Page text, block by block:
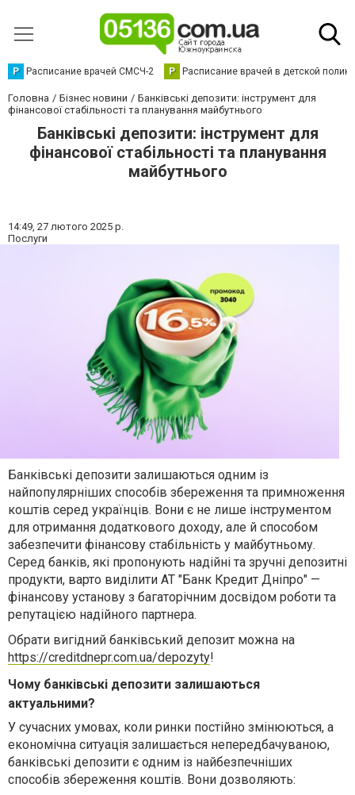
Р Расписание врачей СМСЧ-2 Р Расписание врачей в детской
Головна Бізнес новини
Банківські депозити: інструмент для
фінансової стабільності та планування майбутнього
Банківські депозити: інструмент для
фінансової стабільності та планування
майбутнього
14:49, 27 лютого 2025 р.
Послуги
Банківські депозити залишаються одним із
найпопулярніших способів збереження та примноження
коштів серед українців. Вони є не лише інструментом
для отримання додаткового доходу, але й способом
забезпечити фінансову стабільність у майбутньому.
Серед банків, які пропонують надійні та зручні депозитні
продукти, варто виділити АТ "Банк Кредит Дніпро" —
фінансову установу з багаторічним досвідом роботи та
репутацією надійного партнера.
Обрати вигідний банківський депозит можна на
https://creditdnepr.com.ua/depozyty!
Чому банківські депозити залишаються
актуальними?
У сучасних умовах, коли ринки постійно змінюються, а
економічна ситуація залишається непередбачуваною,
банківські депозити є одним із найбезпечніших
способів збереження коштів. Вони дозволяють: